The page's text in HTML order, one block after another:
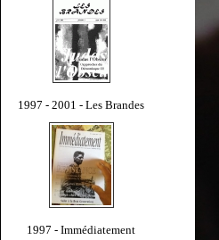
1997 - 2001 - Les Brandes
1997 - Immédiatement